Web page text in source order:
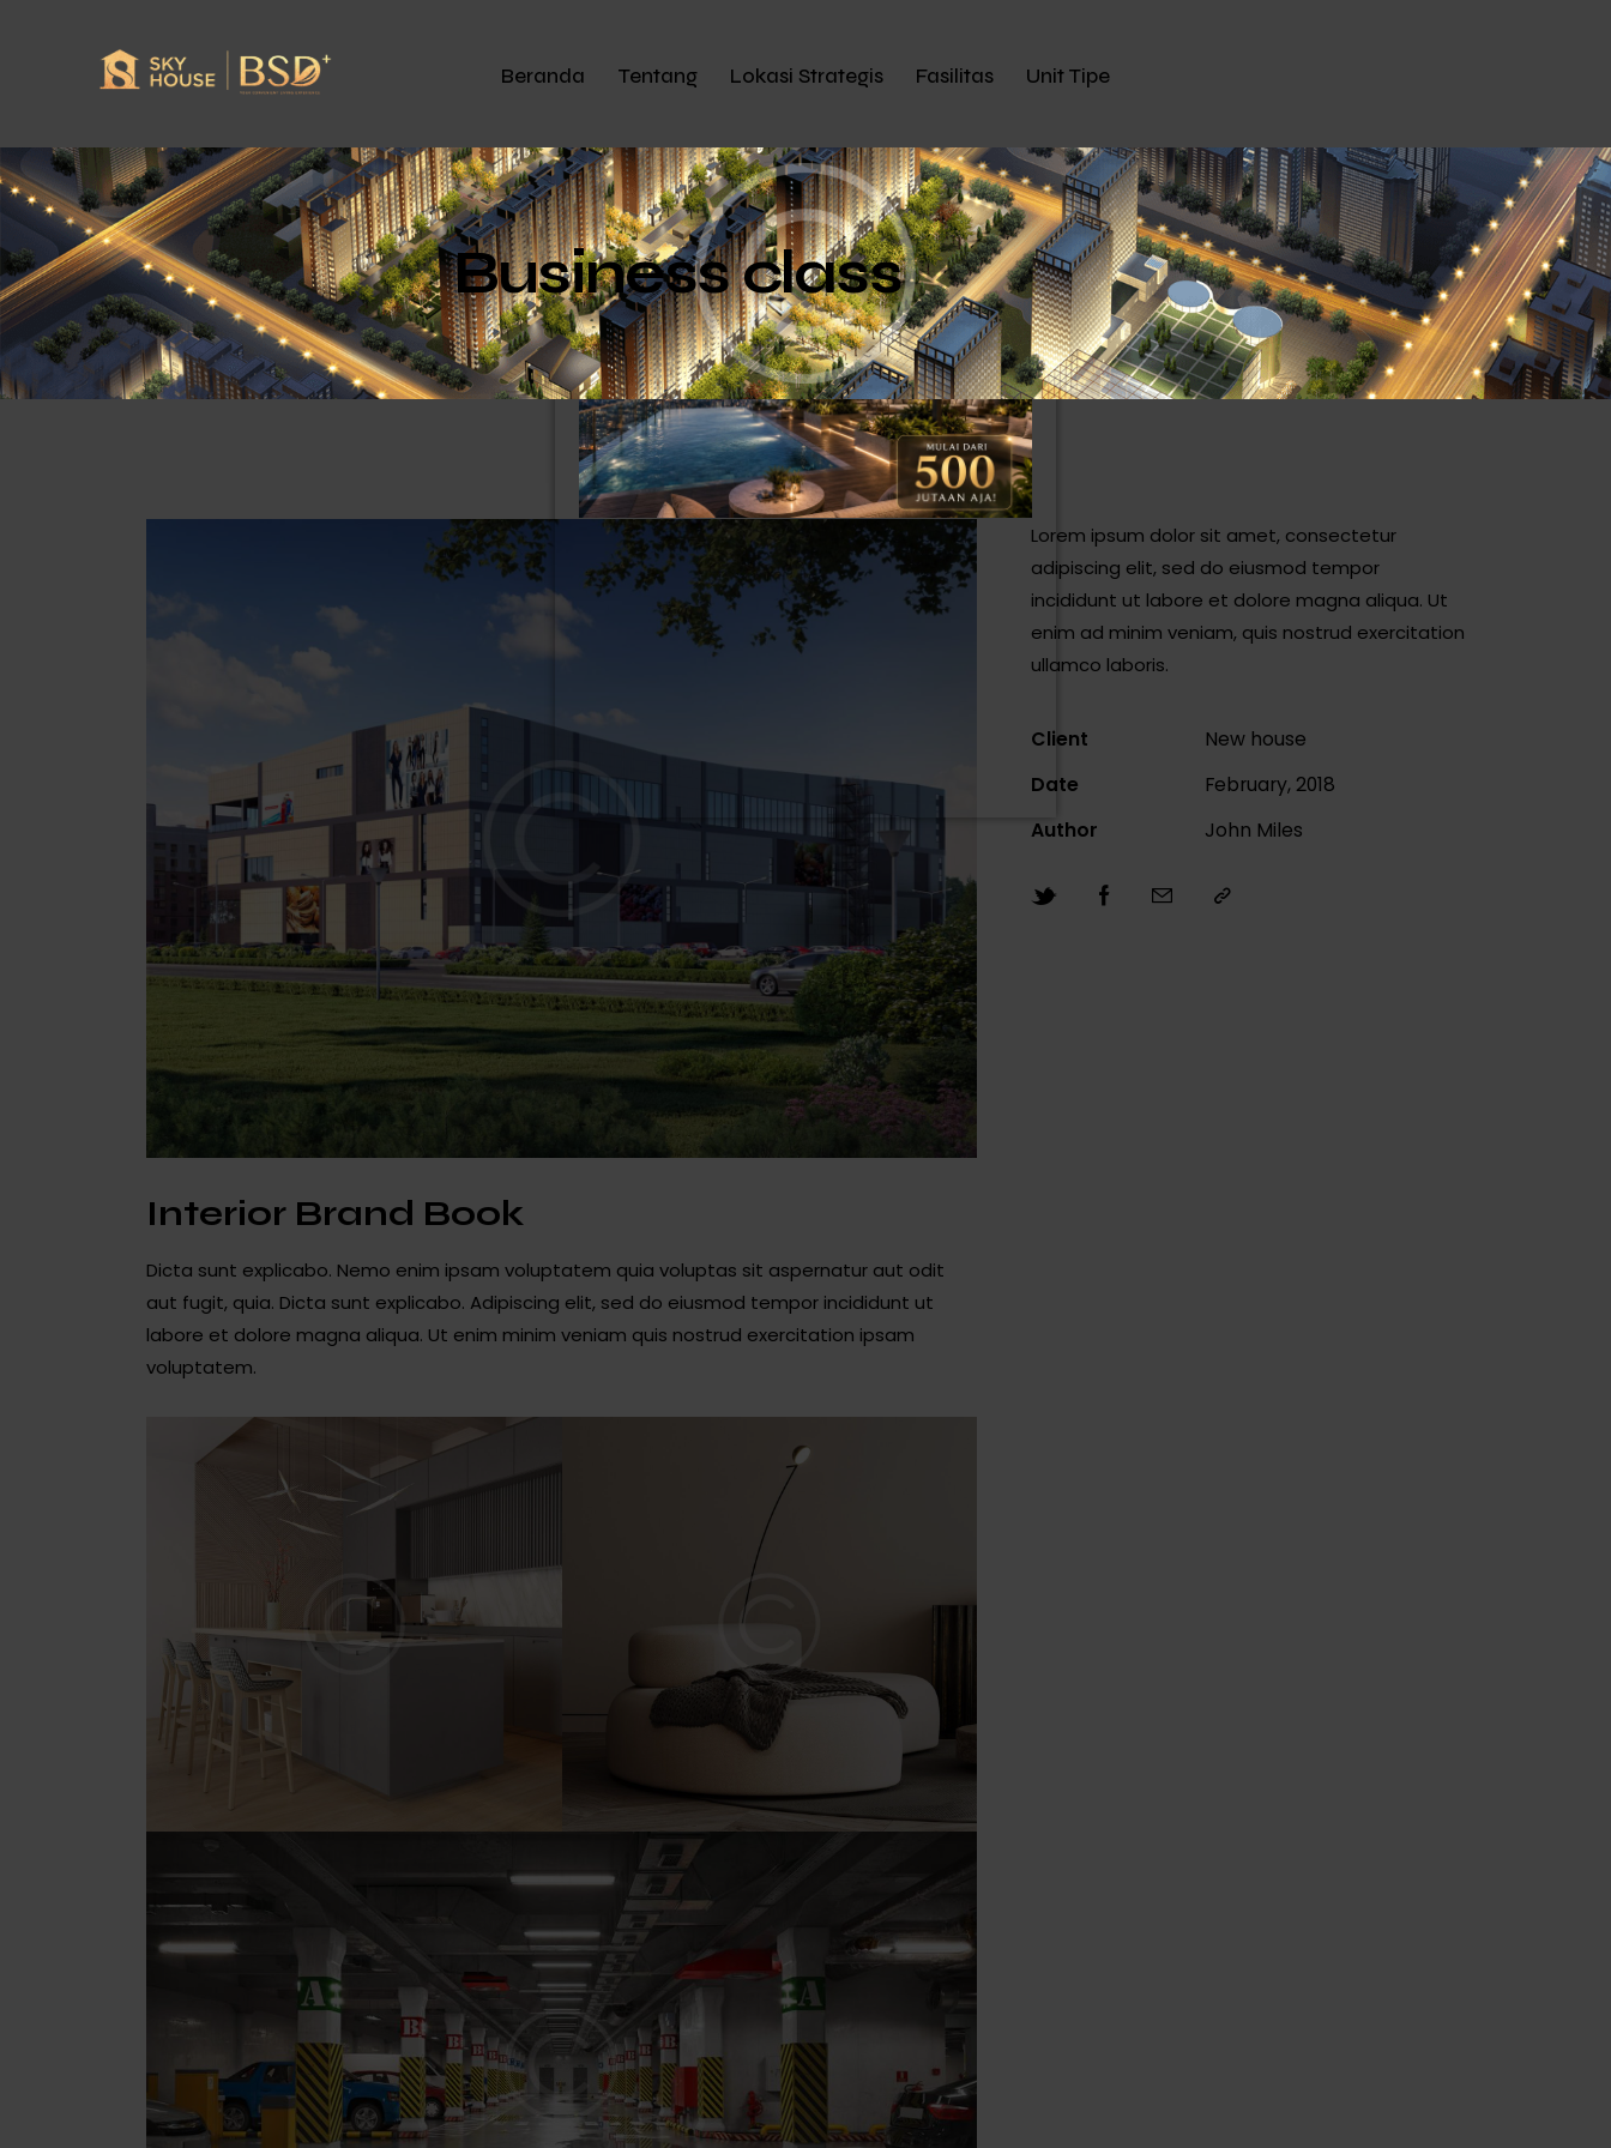
Beranda Tentang Lokasi Strategis Fasilitas Unit Tipe
Business class
Interior Brand Book
Dicta sunt explicabo. Nemo enim ipsam voluptatem quia voluptas sit aspernatur aut odit
aut fugit, quia. Dicta sunt explicabo. Adipiscing elit, sed do eiusmod tempor incididunt ut
labore et dolore magna aliqua. Ut enim minim veniam quis nostrud exercitation ipsam
voluptatem.
Lorem ipsum dolor sit amet, consectetur
adipiscing elit, sed do eiusmod tempor
incididunt ut labore et dolore magna aliqua. Ut
enim ad minim veniam, quis nostrud exercitation
ullamco laboris.
Client
New house
Date
February, 2018
Author
John Miles